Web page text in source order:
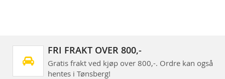
FRI FRAKT OVER 800,-
Gratis frakt ved kjøp over 800,-. Ordre kan også
hentes i Tønsberg!